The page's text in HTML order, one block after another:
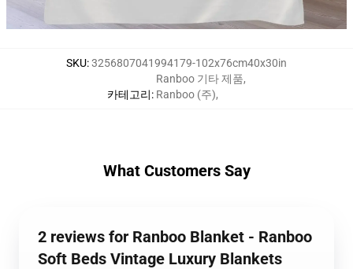
SKU:3256807041994179-102x76cm40x30in
카테고리:
Ranboo 기타 제품,
Ranboo (주),
What Customers Say
2 reviews for Ranboo Blanket - Ranboo
Soft Beds Vintage Luxury Blankets